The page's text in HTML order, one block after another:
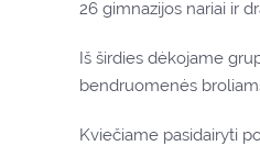
26 gimnazijos nariai ir
Iš širdies dėkojame
bendruomenės
Kviečiame pasidairyti